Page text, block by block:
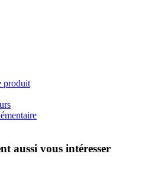
produit
aussi vous intéresser